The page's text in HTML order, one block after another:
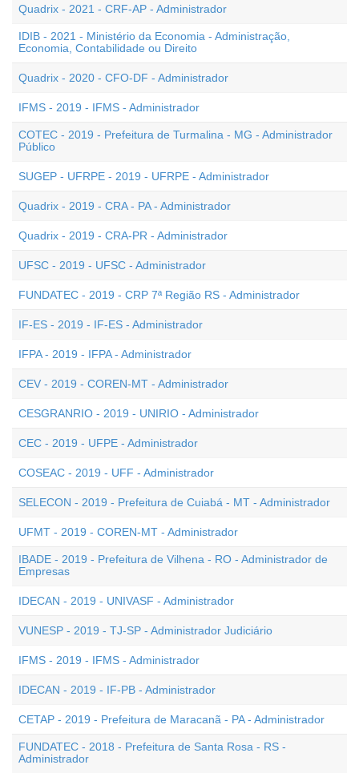
Quadrix - 2021 - CRF-AP - Administrador
IDIB - 2021 - Ministério da Economia - Administração,
Economia, Contabilidade ou Direito
Quadrix - 2020 - CFO-DF - Administrador
IFMS - 2019 - IFMS - Administrador
COTEC - 2019 - Prefeitura de Turmalina - MG - Administrador
Público
SUGEP - UFRPE - 2019 - UFRPE - Administrador
Quadrix - 2019 - CRA - PA - Administrador
Quadrix - 2019 - CRA-PR - Administrador
UFSC - 2019 - UFSC - Administrador
FUNDATEC - 2019 - CRP 7ª Região RS - Administrador
IF-ES - 2019 - IF-ES - Administrador
IFPA - 2019 - IFPA - Administrador
CEV - 2019 - COREN-MT - Administrador
CESGRANRIO - 2019 - UNIRIO - Administrador
CEC - 2019 - UFPE - Administrador
COSEAC - 2019 - UFF - Administrador
SELECON - 2019 - Prefeitura de Cuiabá - MT - Administrador
UFMT - 2019 - COREN-MT - Administrador
IBADE - 2019 - Prefeitura de Vilhena - RO - Administrador de
Empresas
IDECAN - 2019 - UNIVASF - Administrador
VUNESP - 2019 - TJ-SP - Administrador Judiciário
IFMS - 2019 - IFMS - Administrador
IDECAN - 2019 - IF-PB - Administrador
CETAP - 2019 - Prefeitura de Maracanã - PA - Administrador
FUNDATEC - 2018 - Prefeitura de Santa Rosa - RS -
Administrador